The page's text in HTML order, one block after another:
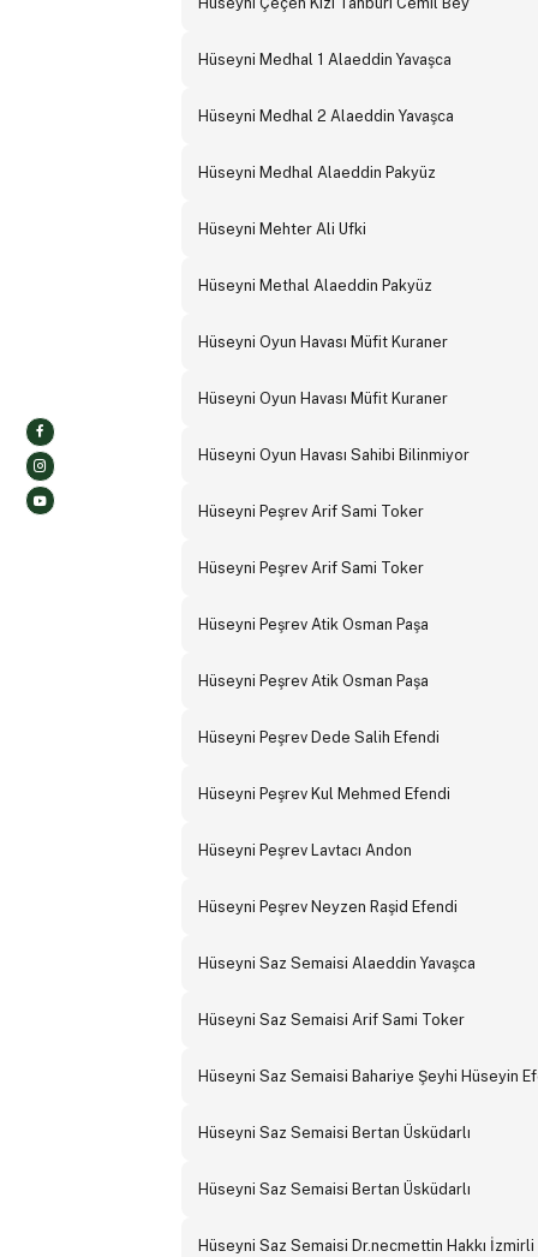
Hüseyni Medhal 1 Alaeddin Yavaşca
Hüseyni Medhal 2 Alaeddin Yavaşca
Hüseyni Medhal Alaeddin Pakyüz
Hüseyni Mehter Ali Ufki
Hüseyni Methal Alaeddin Pakyüz
Hüseyni Oyun Havası Müfit Kuraner
Hüseyni Oyun Havası Müfit Kuraner
Hüseyni Oyun Havası Sahibi Bilinmiyor
Hüseyni Peşrev Arif Sami Toker
Hüseyni Peşrev Arif Sami Toker
Hüseyni Peşrev Atik Osman Paşa
Hüseyni Peşrev Atik Osman Paşa
Hüseyni Peşrev Dede Salih Efendi
Hüseyni Peşrev Kul Mehmed Efendi
Hüseyni Peşrev Lavtacı Andon
Hüseyni Peşrev Neyzen Raşid Efendi
Hüseyni Saz Semaisi Alaeddin Yavaşca
Hüseyni Saz Semaisi Arif Sami Toker
Hüseyni Saz Semaisi Bahariye Şeyhi Hüseyin
Hüseyni Saz Semaisi Bertan Üsküdarlı
Hüseyni Saz Semaisi Bertan Üsküdarlı
Hüseyni Saz Semaisi Dr.necmettin Hakkı İzmirli